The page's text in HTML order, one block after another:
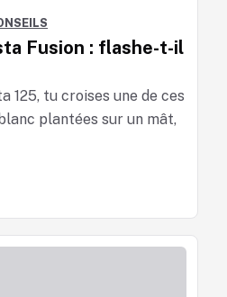
Fusion : flashe-t-il
125, tu croises une de ces
plantées sur un mât,